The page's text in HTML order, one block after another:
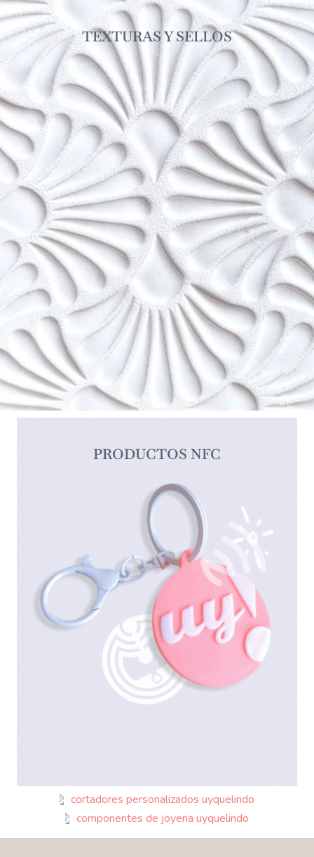
TEXTURAS Y SELLOS
PRODUCTOS NFC
CORTADORES